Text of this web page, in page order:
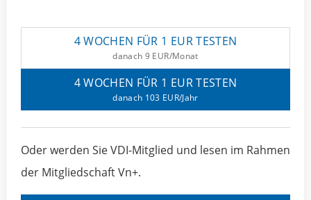
4 WOCHEN FÜR 1 EUR TESTEN
danach 9 EUR/Monat
4 WOCHEN FÜR 1 EUR TESTEN
danach 103 EUR/Jahr
Oder werden Sie VDI-Mitglied und lesen im Rahmen
der Mitgliedschaft Vn+.